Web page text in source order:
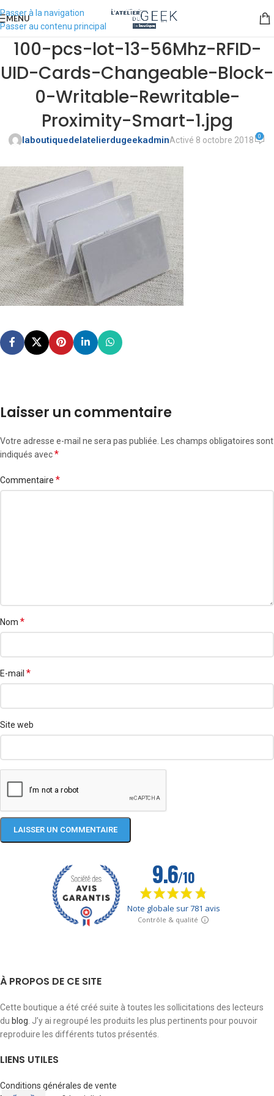
Passer à la navigation
Passer au contenu principal
MENU
100-pcs-lot-13-56Mhz-RFID-
UID-Cards-Changeable-Block-
0-Writable-Rewritable-
Proximity-Smart-1.jpg
laboutiquedelatelierdugeekadminActivé 8 octobre 2018 0
Laisser un commentaire
Votre adresse e-mail ne sera pas publiée. Les champs obligatoires sont
indiqués avec*
Commentaire *
Nom *
E-mail *
Site web
À PROPOS DE CE SITE
Cette boutique a été créé suite à toutes les sollicitations des lecteurs
du blog . J’y ai regroupé les produits les plus pertinents pour pouvoir
reproduire les différents tutos présentés.
LIENS UTILES
Conditions générales de vente